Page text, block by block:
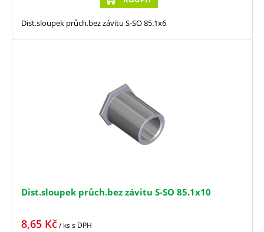
Dist.sloupek průch.bez závitu S-SO 85.1x6
Dist.sloupek průch.bez závitu S-SO 85.1x10
8,65 Kč/ kss DPH